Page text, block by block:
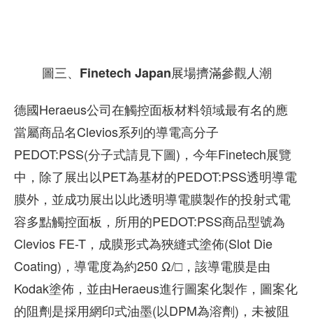
圖三、Finetech Japan展場擠滿參觀人潮
德國Heraeus公司在觸控面板材料領域最有名的應
當屬商品名Clevios系列的導電高分子
PEDOT:PSS(分子式請見下圖)，今年Finetech展覽
中，除了展出以PET為基材的PEDOT:PSS透明導電
膜外，並成功展出以此透明導電膜製作的投射式電
容多點觸控面板，所用的PEDOT:PSS商品型號為
Clevios FE-T，成膜形式為狹縫式塗佈(Slot Die
Coating)，導電度為約250 Ω/□，該導電膜是由
Kodak塗佈，並由Heraeus進行圖案化製作，圖案化
的阻劑是採用網印式油墨(以DPM為溶劑)，未被阻